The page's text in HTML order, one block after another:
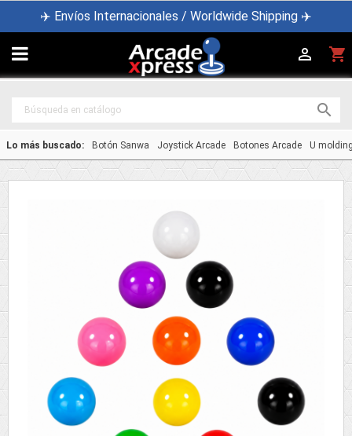
✈️ Envíos Internacionales / Worldwide Shipping ✈️
 shopping_cart


Lo más buscado: Botón Sanwa Joystick Arcade Botones Arcade U